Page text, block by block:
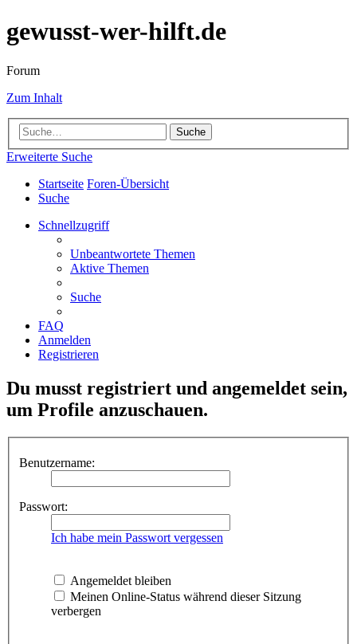
gewusst-wer-hilft.de
Forum
Zum Inhalt
Suche
Erweiterte Suche
Startseite Foren-Übersicht
Suche
Schnellzugriff
Unbeantwortete Themen
Aktive Themen
Suche
FAQ
Anmelden
Registrieren
Du musst registriert und angemeldet sein,
um Profile anzuschauen.
Benutzername:
Passwort:
Ich habe mein Passwort vergessen
Angemeldet bleiben
Meinen Online-Status während dieser Sitzung
verbergen